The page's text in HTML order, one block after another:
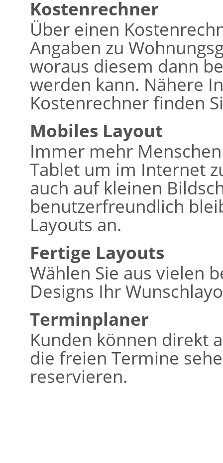
Kostenrechner
Über einen
Angaben zu
woraus diesem dann
werden kann. Nähere
Kostenrechner finden
Mobiles Layout
Immer mehr
Tablet um im Internet
auch auf kleinen
benutzerfreundlich
Layouts an.
Fertige Layouts
Wählen Sie aus vielen
Designs Ihr
Terminplaner
Kunden können direkt
die freien Termine
reservieren.